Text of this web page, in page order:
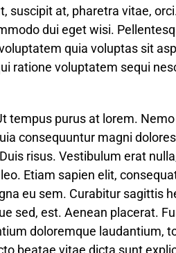
suscipit at, pharetra vitae,
dui eget wisi.
quia voluptas sit
ratione voluptatem sequi
tempus purus at lorem.
consequuntur magni
risus. Vestibulum erat
Etiam sapien elit,
eu sem. Curabitur sagittis
sed, est. Aenean placerat.
doloremque laudantium,
beatae vitae dicta sunt